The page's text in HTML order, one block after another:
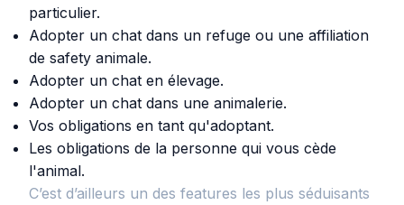
particulier.
Adopter un chat dans un refuge ou une affiliation
de safety animale.
Adopter un chat en élevage.
Adopter un chat dans une animalerie.
Vos obligations en tant qu'adoptant.
Les obligations de la personne qui vous cède
l'animal.
C’est d’ailleurs un des features les plus séduisants